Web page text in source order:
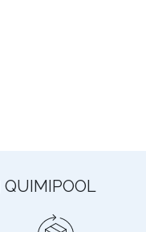
QUIMIPOOL